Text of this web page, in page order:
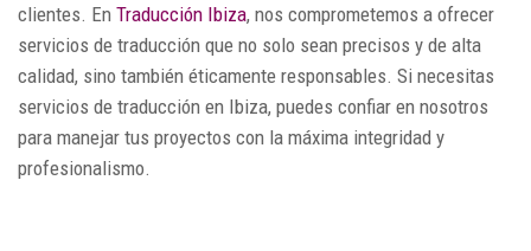
clientes. En Traducción Ibiza, nos comprometemos a ofrecer
servicios de traducción que no solo sean precisos y de alta
calidad, sino también éticamente responsables. Si necesitas
servicios de traducción en Ibiza, puedes confiar en nosotros
para manejar tus proyectos con la máxima integridad y
profesionalismo.